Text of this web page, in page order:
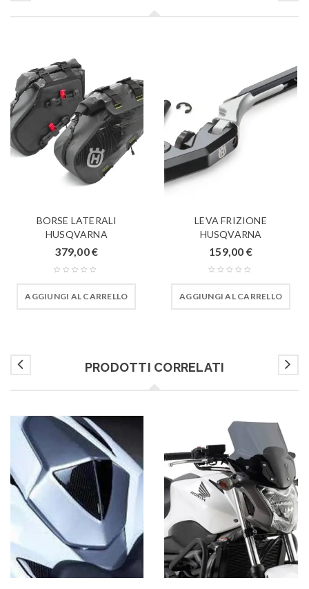
BORSE LATERALI
HUSQVARNA
379,00€
AGGIUNGI AL CARRELLO
LEVA FRIZIONE
HUSQVARNA
159,00 €
AGGIUNGI AL CARRELLO
PRODOTTI CORRELATI